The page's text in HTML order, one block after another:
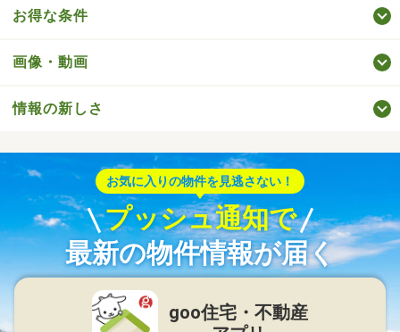
お得な条件
画像・動画
情報の新しさ
お気に入りの物件を見逃さない！
プッシュ通知で
最新の物件情報が届く
goo住宅・不動産